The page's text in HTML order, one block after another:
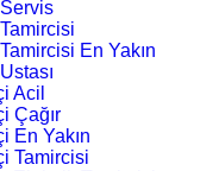
En Yakın
Acil
Çağır
En Yakın
Tamircisi